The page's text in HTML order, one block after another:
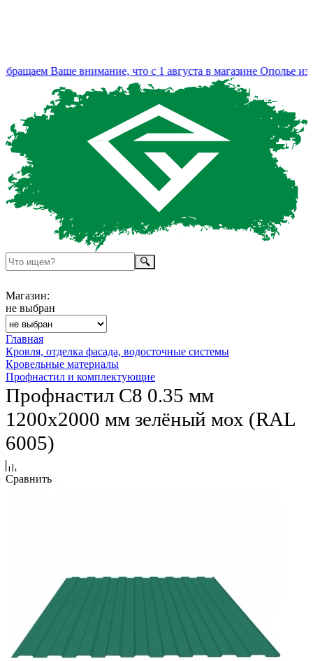
Ваше внимание, что с 1 августа в магазине Ополье
Магазин:
не выбран
Главная
Кровля, отделка фасада, водосточные системы
Кровельные материалы
Профнастил и комплектующие
Профнастил С8 0.35 мм
1200х2000 мм зелёный мох (RAL
6005)
Сравнить